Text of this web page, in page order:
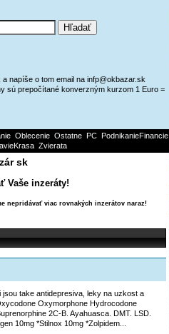
napíše o tom email na infp@okbazar.sk
sú prepočítané konverzným kurzom 1 Euro =
Oblecenie Ostatne PC PodnikanieFinancie
Zvierata
sk
Vaše inzeráty!
nepridávať viac rovnakých inzerátov naraz!
take antidepresiva, leky na uzkost a
Oxymorphone Hydrocodone
2C-B. Ayahuasca. DMT. LSD.
10mg *Stilnox 10mg *Zolpidem...